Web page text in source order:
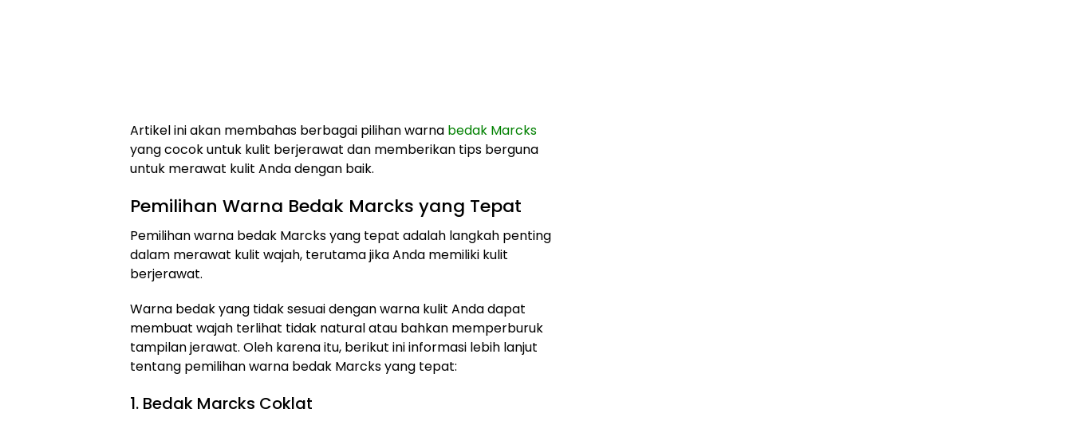
Artikel ini akan membahas berbagai pilihan warna bedak Marcks
yang cocok untuk kulit berjerawat dan memberikan tips berguna
untuk merawat kulit Anda dengan baik.
Pemilihan Warna Bedak Marcks yang Tepat
Pemilihan warna bedak Marcks yang tepat adalah langkah penting
dalam merawat kulit wajah, terutama jika Anda memiliki kulit
berjerawat.
Warna bedak yang tidak sesuai dengan warna kulit Anda dapat
membuat wajah terlihat tidak natural atau bahkan memperburuk
tampilan jerawat. Oleh karena itu, berikut ini informasi lebih lanjut
tentang pemilihan warna bedak Marcks yang tepat:
1. Bedak Marcks Coklat